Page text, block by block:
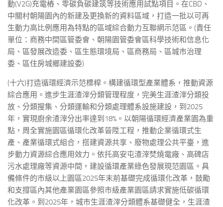
動(V2G)充電樁、零碳負碳建筑等技術應用試點項目。在CBD、
中關村朝陽園內的新建及更換新的資料區域，打造一批以可再
生動力高比例應用為特點的區域綜合動力互聯網示范區。(責任
單位：商務中間區管委會、朝陽園管委會區科學技術和信息化
局、區發展改造委、區生態環境局、區商務局、區城市治理
委、區住房城鄉建設委)
(十六)打造循環經濟示范標桿。構建循環型產業體系，推動資源
綜合應用。進步生涯渣滓分類管理程度，完美生涯渣滓分類投
放、分類搜集、分類運輸和分類處理體系設施建設，到2025
年，實現廚余渣滓分出率達到18%。以朝陽循環經濟產業園為重
點，周全實施園區循環化改革晉陞工程，推動企業循環式生
產、產業循環式組合，搭建資源共享、廢物處理公共平臺，進
步動力資源綜合應用效力。依托高安屯渣滓焚燒電廠、高碑店
污水處理廠等資源中間，建設循環產業綠色發展現范園區。具
備條件的市級以上園區2025年末前基礎完成循環化改革，鼓勵
和支撐區內其他產業園區參照市級產業園區請求實施低碳循環
化改革。到2025年，城市生涯渣滓分類體系基礎健全，生涯渣